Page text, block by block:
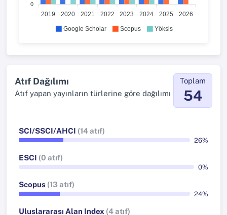
Google Scholar Scopus Yöksis
0
2019 2020 2021 2022 2023 2024 2025 2026
Atıf Dağılımı
Atıf yapan yayınların türlerine göre dağılımı
Toplam
54
SCI/SSCI/AHCI (14 atıf)
26%
ESCI (0 atıf)
0%
Scopus (13 atıf)
24%
Uluslararası Alan Index (4 atıf)